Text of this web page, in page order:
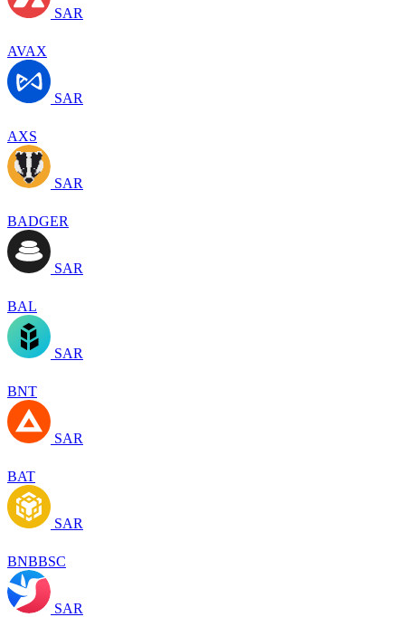
SAR
AVAX
SAR
AXS
SAR
BADGER
SAR
BAL
SAR
BNT
SAR
BAT
SAR
BNBBSC
SAR